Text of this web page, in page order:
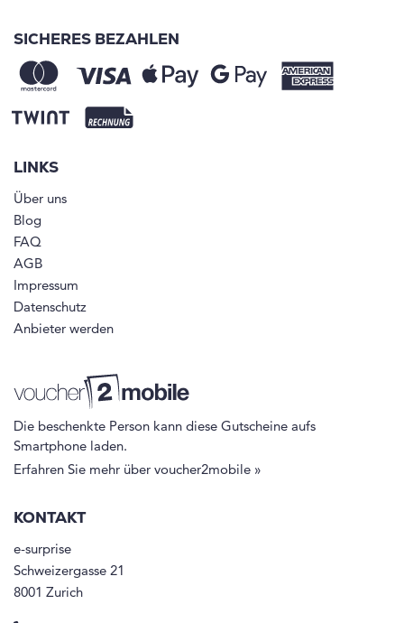
SICHERES BEZAHLEN
LINKS
Über uns
Blog
FAQ
AGB
Impressum
Datenschutz
Anbieter werden
Die beschenkte Person kann diese Gutscheine aufs
Smartphone laden.
Erfahren Sie mehr über voucher2mobile »
KONTAKT
e-surprise
Schweizergasse 21
8001 Zurich